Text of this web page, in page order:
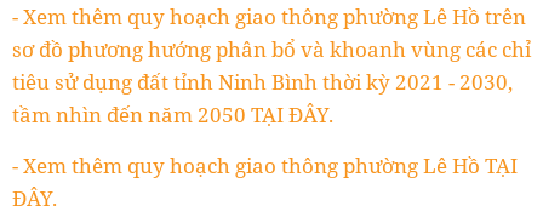
- Xem thêm quy hoạch giao thông phường Lê Hồ trên
sơ đồ phương hướng phân bổ và khoanh vùng các chỉ
tiêu sử dụng đất tỉnh Ninh Bình thời kỳ 2021 - 2030,
tầm nhìn đến năm 2050 TẠI ĐÂY.
- Xem thêm quy hoạch giao thông phường Lê Hồ TẠI
ĐÂY.